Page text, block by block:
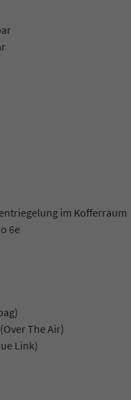
im Kofferraum
6e
The Air)
Link)